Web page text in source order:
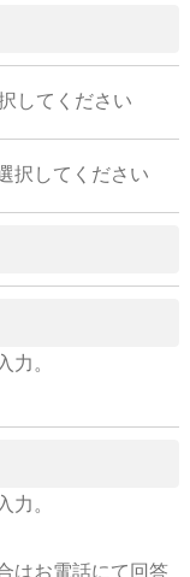
してください
択してください
力。
力。
はお電話にて回答